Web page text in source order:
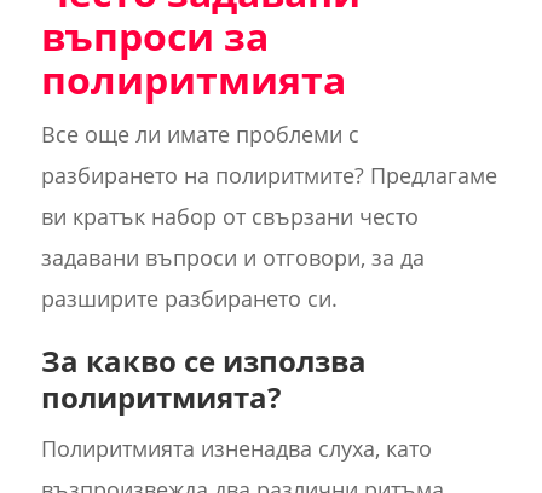
въпроси за
полиритмията
Все още ли имате проблеми с
разбирането на полиритмите? Предлагаме
ви кратък набор от свързани често
задавани въпроси и отговори, за да
разширите разбирането си.
За какво се използва
полиритмията?
Полиритмията изненадва слуха, като